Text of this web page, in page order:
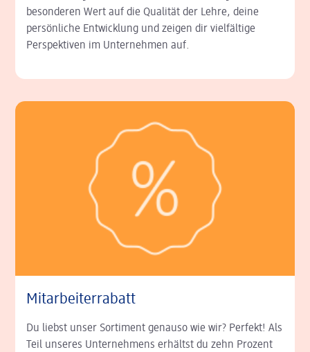
besonderen Wert auf die Qualität der Lehre, deine
persönliche Entwicklung und zeigen dir vielfältige
Perspektiven im Unternehmen auf.
Mitarbeiterrabatt
Du liebst unser Sortiment genauso wie wir? Perfekt! Als
Teil unseres Unternehmens erhältst du zehn Prozent